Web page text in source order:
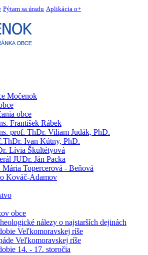
Pýtam sa úradu Aplikácia o+
Močenok
obce
František Rábek
prof. ThDr. Viliam Judák, PhD.
Ivan Kútny, PhD.
Lívia Škultétyová
JUDr. Ján Packa
Mária Topercerová - Beňová
Kováč-Adamov
obce
nálezy o najstarších dejinách
Veľkomoravskej ríše
Veľkomoravskej ríše
14. - 17. storočia